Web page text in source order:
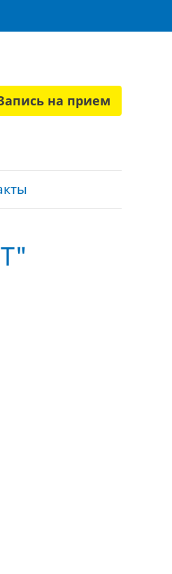
на прием